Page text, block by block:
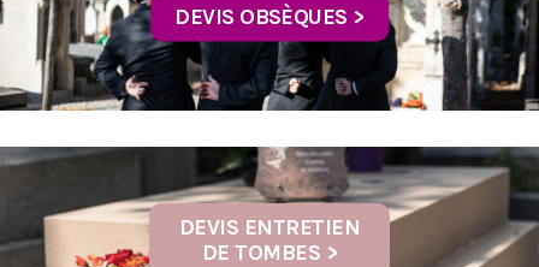
DEVIS OBSÈQUES >
DEVIS ENTRETIEN
DE TOMBES >